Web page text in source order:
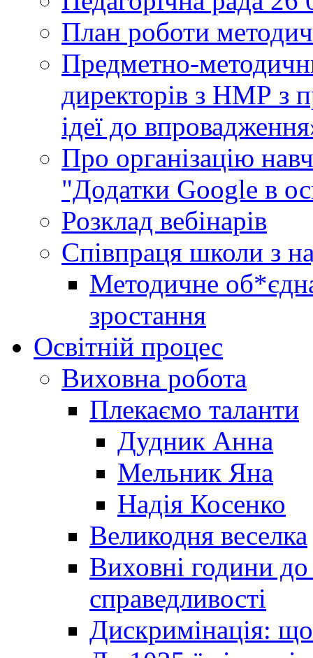
План роботи
Предметно-
директорів з НМР з
ідеї до
Про організацію
"Додатки Google в
Розклад вебінарів
Співпраця школи з
Методичне
зростання
Освітній процес
Виховна робота
Плекаємо таланти
Дудник Анна
Мельник Яна
Надія Косенко
Великодня веселка
Виховні години до
справедливості
Дискримінація: